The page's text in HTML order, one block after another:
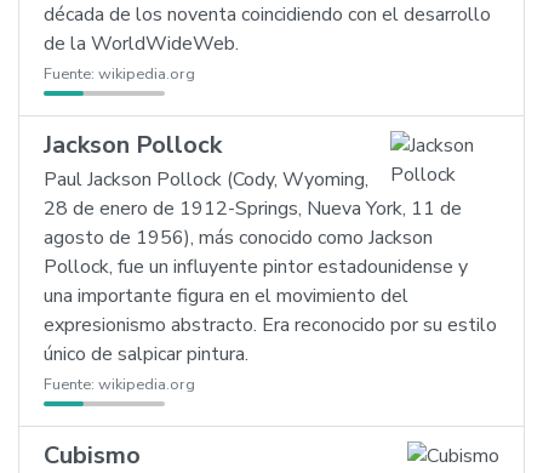
década de los noventa coincidiendo con el desarrollo
de la WorldWideWeb.
Fuente: wikipedia.org
Jackson Pollock
Paul Jackson Pollock (Cody, Wyoming,
28 de enero de 1912-Springs, Nueva York, 11 de
agosto de 1956), más conocido como Jackson
Pollock, fue un influyente pintor estadounidense y
una importante figura en el movimiento del
expresionismo abstracto. Era reconocido por su estilo
único de salpicar pintura.
Fuente: wikipedia.org
Cubismo